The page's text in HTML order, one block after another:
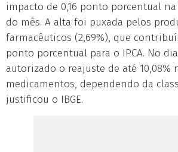
impacto de 0,16 ponto porcentual na
do mês. A alta foi puxada pelos
farmacêuticos (2,69%), que
ponto porcentual para o IPCA. No
autorizado o reajuste de até 10,08%
medicamentos, dependendo da
justificou o IBGE.